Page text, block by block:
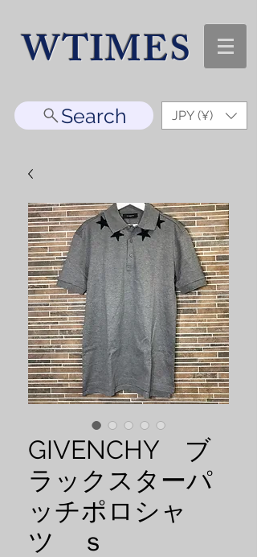
WTIMES
Search JPY (¥)
GIVENCHY ブ
ラックスターパ
ッチポロシャ
ツ ｓ